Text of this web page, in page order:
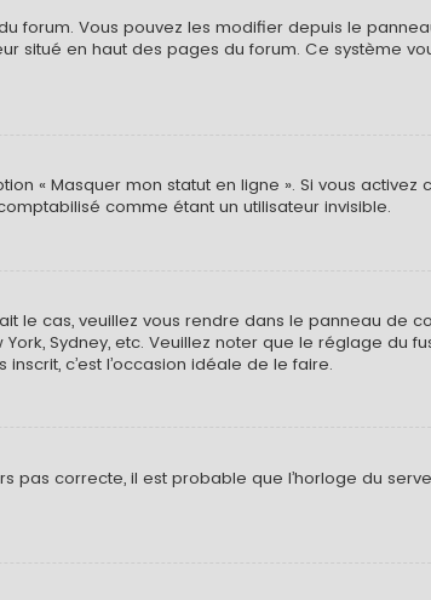
forum. Vous pouvez les modifier depuis le
situé en haut des pages du forum. Ce système
« Masquer mon statut en ligne ». Si vous activez
comme étant un utilisateur invisible.
le cas, veuillez vous rendre dans le panneau de
Sydney, etc. Veuillez noter que le réglage du
c’est l’occasion idéale de le faire.
pas correcte, il est probable que l’horloge du